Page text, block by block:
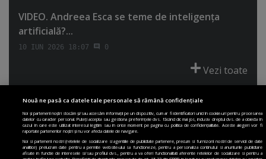
VIDEO. Andreea Esca se teme de inteligenţa
artificială?...
10 IUN 2026 18:07 0
Vezi toate
PRIMA PAGINĂ
POLITICA DE COLECTARE ACORD COOKIE
POLITICA DE CONFIDENȚIALITATE
DESPRE SITE
ECHIPA
DESPRE MINE
JOBURI CONTACT ARHIVA
Nouă ne pasă ca datele tale personale să rămână confidențiale
Noi și partenerii noștri stocăm și/sau accesăm informații pe un dispozitiv, cum ar fi identificatori unici în cookie-uri pentru procesarea
datelor cu caracter personal. Puteți accepta sau gestiona preferințele dvs. făcând clic mai jos, inclusiv dreptul dvs. de a obiecta în
cazul în care este utilizat interesul legitim sau în orice moment pe pagina cu politica de confidențialitate. Aceste alegeri vor fi
raportate partenerilor noștri și nu vor afecta datele de navigare.
Noi si partenerii nostri (retelele de socializare si agentiile de publicitate partenere, precum si furnizorii nostri de servicii de date
analitice) prelucram date pentru a permite website-ului sa functioneze, pentru a personaliza continutul si anunturile publicitare
afisate in functie de interesele si/sau profilul dvs., pentru a va oferi functionalitati aferente retelelor de socializare si pentru a